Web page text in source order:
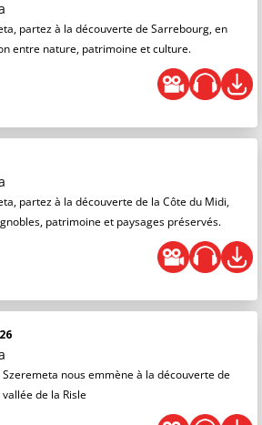
partez à la découverte de Sarrebourg, en
entre nature, patrimoine et culture.
partez à la découverte de la Côte du Midi,
patrimoine et paysages préservés.
nous emmène à la découverte de
de la Risle